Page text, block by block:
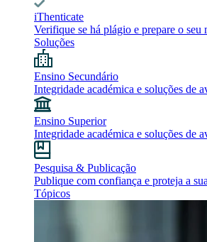
iThenticate
Verifique se há plágio e prepare o
Soluções
Ensino Secundário
Integridade académica e soluções de
Ensino Superior
Integridade académica e soluções de
Pesquisa & Publicação
Publique com confiança e proteja a
Tópicos